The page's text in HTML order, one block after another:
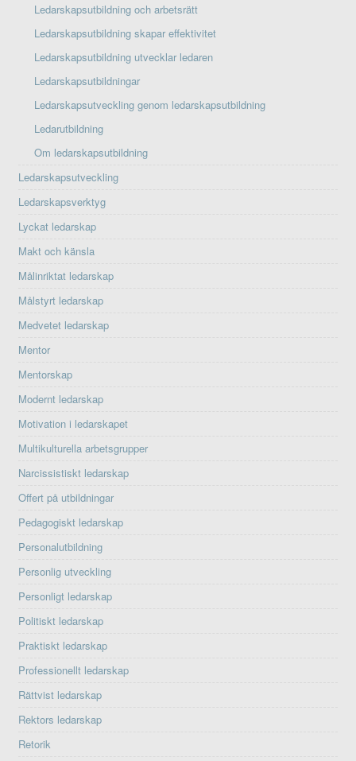
Ledarskapsutbildning och arbetsrätt
Ledarskapsutbildning skapar effektivitet
Ledarskapsutbildning utvecklar ledaren
Ledarskapsutbildningar
Ledarskapsutveckling genom ledarskapsutbildning
Ledarutbildning
Om ledarskapsutbildning
Ledarskapsutveckling
Ledarskapsverktyg
Lyckat ledarskap
Makt och känsla
Målinriktat ledarskap
Målstyrt ledarskap
Medvetet ledarskap
Mentor
Mentorskap
Modernt ledarskap
Motivation i ledarskapet
Multikulturella arbetsgrupper
Narcissistiskt ledarskap
Offert på utbildningar
Pedagogiskt ledarskap
Personalutbildning
Personlig utveckling
Personligt ledarskap
Politiskt ledarskap
Praktiskt ledarskap
Professionellt ledarskap
Rättvist ledarskap
Rektors ledarskap
Retorik